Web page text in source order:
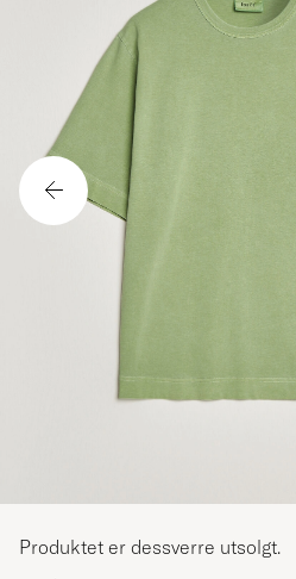
Produktet er dessverre utsolgt.